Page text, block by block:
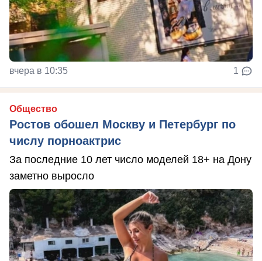
вчера в 10:35 1
Общество
Ростов обошел Москву и Петербург по
числу порноактрис
За последние 10 лет число моделей 18+ на Дону
заметно выросло